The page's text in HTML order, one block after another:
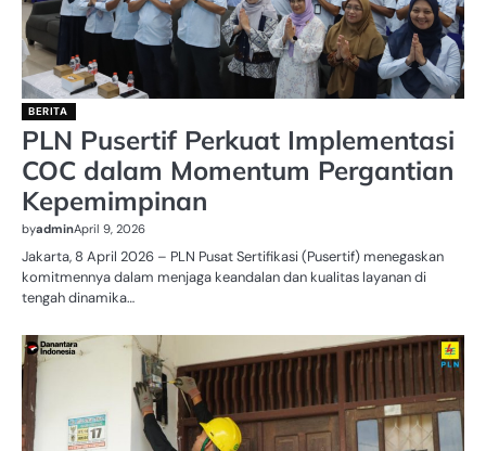
BERITA
PLN Pusertif Perkuat Implementasi
COC dalam Momentum Pergantian
Kepemimpinan
byadminApril 9, 2026
Jakarta, 8 April 2026 – PLN Pusat Sertifikasi (Pusertif) menegaskan
komitmennya dalam menjaga keandalan dan kualitas layanan di
tengah dinamika…